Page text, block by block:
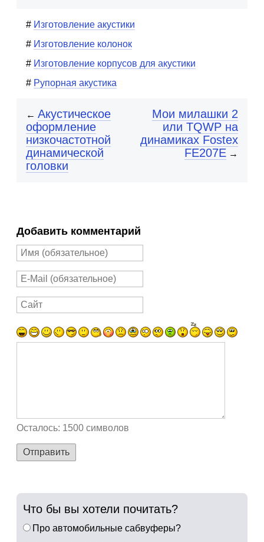
Изготовление акустики
Изготовление колонок
Изготовление корпусов для акустики
Рупорная акустика
Мои милашки 2
или TQWP на
динамиках Fostex
FE207E →
← Акустическое
оформление
низкочастотной
динамической
головки
Добавить комментарий
Осталось: 1500 символов
Отправить
Что бы вы хотели почитать?
Про автомобильные сабвуферы?